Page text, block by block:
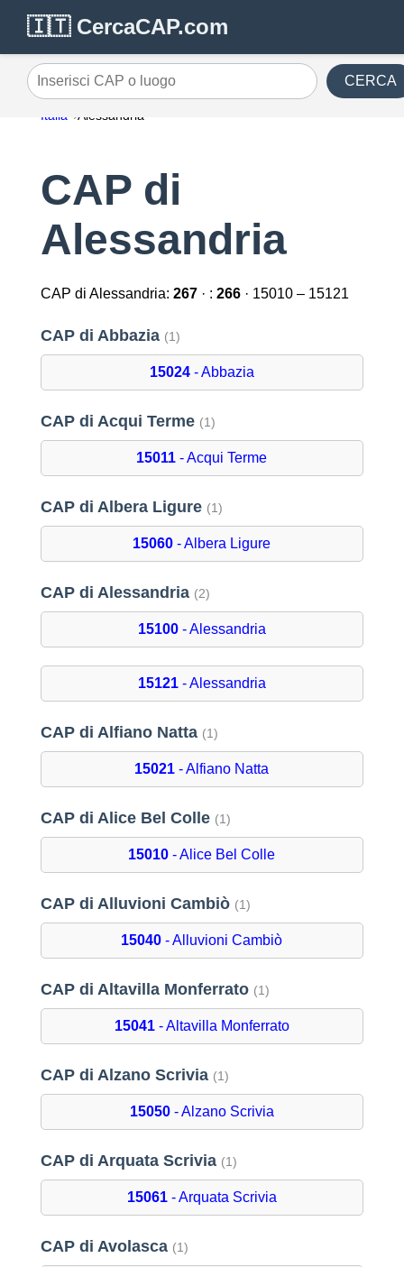
🇮🇹 CercaCAP.com
Inserisci CAP o luogo CERCA
Italia Alessandria
CAP di
Alessandria
CAP di Alessandria: 267· : 266· 15010 – 15121
CAP di Abbazia (1)
15024- Abbazia
CAP di Acqui Terme (1)
15011 - Acqui Terme
CAP di Albera Ligure (1)
15060 - Albera Ligure
CAP di Alessandria (2)
15100- Alessandria
15121- Alessandria
CAP di Alfiano Natta (1)
15021 - Alfiano Natta
CAP di Alice Bel Colle (1)
15010 - Alice Bel Colle
CAP di Alluvioni Cambiò (1)
15040 - Alluvioni Cambiò
CAP di Altavilla Monferrato (1)
15041- Altavilla Monferrato
CAP di Alzano Scrivia (1)
15050- Alzano Scrivia
CAP di Arquata Scrivia (1)
15061- Arquata Scrivia
CAP di Avolasca (1)